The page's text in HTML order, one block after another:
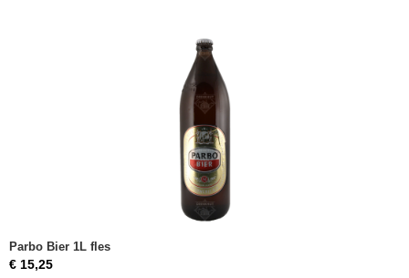
Parbo Bier 1L fles
€ 15,25